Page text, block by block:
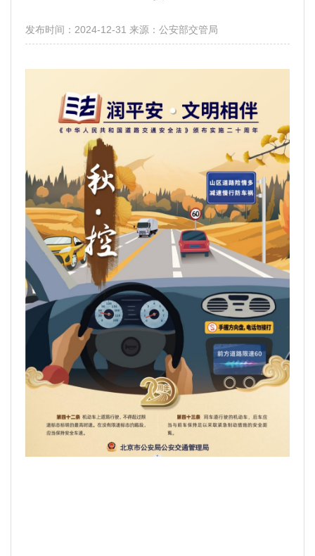
发布时间：2024-12-31 来源：公安部交管局